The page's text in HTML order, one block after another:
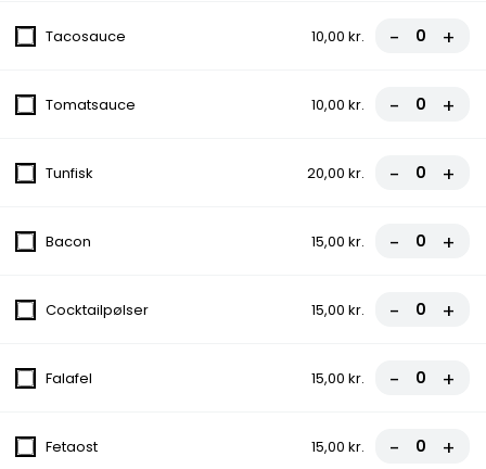
7. Bacone
Gorgonzola
7A. Erdals Specials
Dressing, Chili
8. City Pizza
fra
9. Quattro Stagioni
Tacosauce 10,00 kr. - +
Tomatsauce 10,00 kr. - +
Tunfisk 20,00 kr. - +
Bacon 15,00 kr. - +
Cocktailpølser 15,00 kr. - +
Falafel 15,00 kr. - +
Fetaost 15,00 kr. - +